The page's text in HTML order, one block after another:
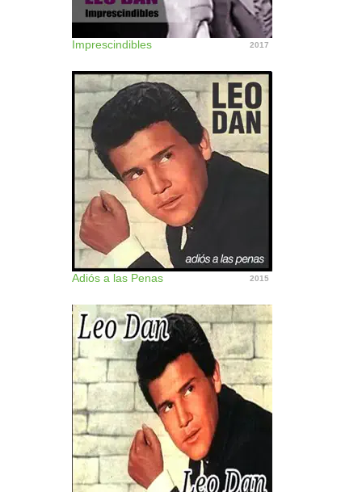
Imprescindibles 2017
Adiós a las Penas 2015